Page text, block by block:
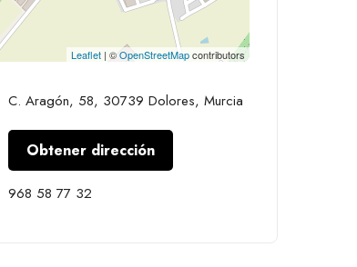
Leaflet| ©OpenStreetMapcontributors
C. Aragón, 58, 30739 Dolores, Murcia
Obtener dirección
968 58 77 32